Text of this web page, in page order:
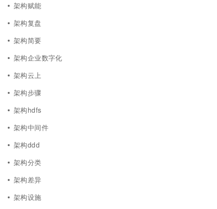
架构赋能
架构复盘
架构简要
架构企业数字化
架构云上
架构步骤
架构hdfs
架构中间件
架构ddd
架构分类
架构差异
架构设施